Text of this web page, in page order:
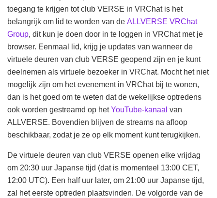
toegang te krijgen tot club VERSE in VRChat is het
belangrijk om lid te worden van de ALLVERSE VRChat
Group, dit kun je doen door in te loggen in VRChat met je
browser. Eenmaal lid, krijg je updates van wanneer de
virtuele deuren van club VERSE geopend zijn en je kunt
deelnemen als virtuele bezoeker in VRChat. Mocht het niet
mogelijk zijn om het evenement in VRChat bij te wonen,
dan is het goed om te weten dat de wekelijkse optredens
ook worden gestreamd op hetYouTube-kanaal van
ALLVERSE. Bovendien blijven de streams na afloop
beschikbaar, zodat je ze op elk moment kunt terugkijken.
De virtuele deuren van club VERSE openen elke vrijdag
om 20:30 uur Japanse tijd (dat is momenteel 13:00 CET,
12:00 UTC). Een half uur later, om 21:00 uur Japanse tijd,
zal het eerste optreden plaatsvinden. De volgorde van de